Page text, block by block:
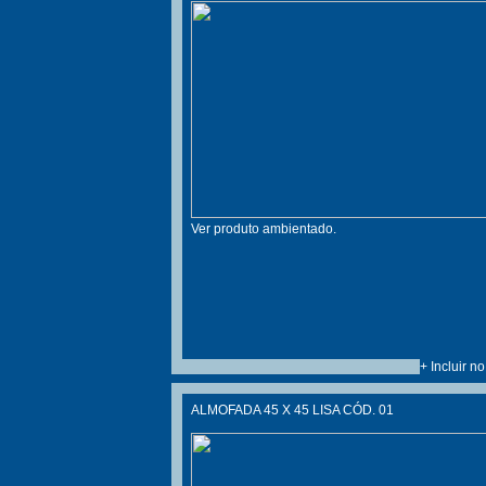
Ver produto ambientado.
+ Incluir
ALMOFADA 45 X 45 LISA CÓD. 01